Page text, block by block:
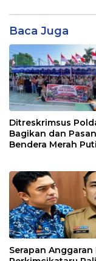
Baca Juga
Ditreskrimsus
Bagikan dan
Bendera Merah
Kebangsaan.
Serapan Anggaran